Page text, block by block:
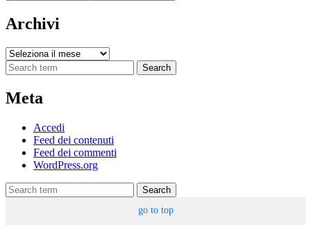
Archivi
Archivi
Search
Meta
Accedi
Feed dei contenuti
Feed dei commenti
WordPress.org
Search
go to top